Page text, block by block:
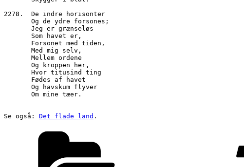
2278.  De indre horisonter
       Og de ydre forsones;
       Jeg er grænseløs
       Som havet er,
       Forsonet med tiden,
       Med mig selv,
       Mellem ordene
       Og kroppen her,
       Hvor titusind ting
       Fødes af havet
       Og havskum flyver
       Om mine tæer.
Se også: Det flade land .